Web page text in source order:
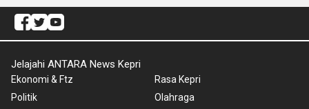
Jelajahi ANTARA News Kepri
Ekonomi & Ftz
Politik
Rasa Kepri
Olahraga